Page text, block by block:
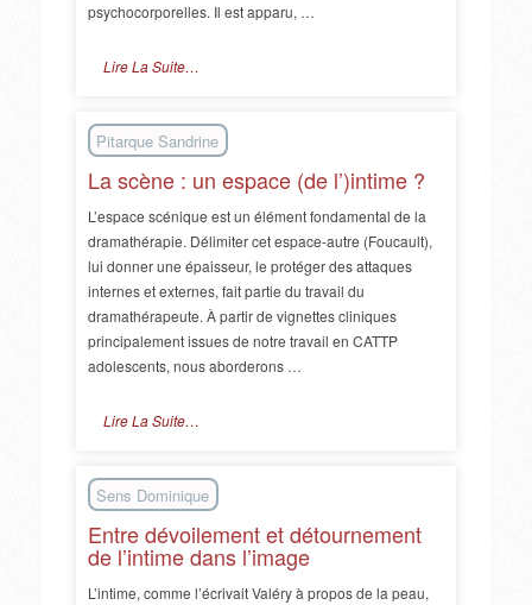
psychocorporelles. Il est apparu, …
Lire La Suite…
Pitarque Sandrine
La scène : un espace (de l’)intime ?
L’espace scénique est un élément fondamental de la
dramathérapie. Délimiter cet espace-autre (Foucault),
lui donner une épaisseur, le protéger des attaques
internes et externes, fait partie du travail du
dramathérapeute. À partir de vignettes cliniques
principalement issues de notre travail en CATTP
adolescents, nous aborderons …
Lire La Suite…
Sens Dominique
Entre dévoilement et détournement
de l’intime dans l’image
L’intime, comme l’écrivait Valéry à propos de la peau,